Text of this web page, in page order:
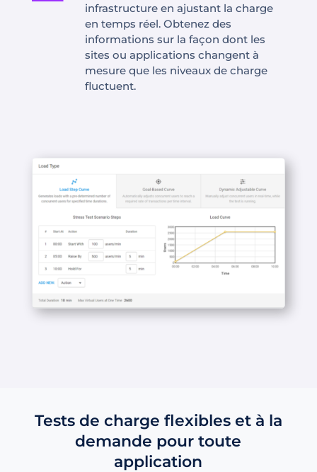
infrastructure en ajustant la charge
en temps réel. Obtenez des
informations sur la façon dont les
sites ou applications changent à
mesure que les niveaux de charge
fluctuent.
Tests de charge flexibles et à la
demande pour toute
application